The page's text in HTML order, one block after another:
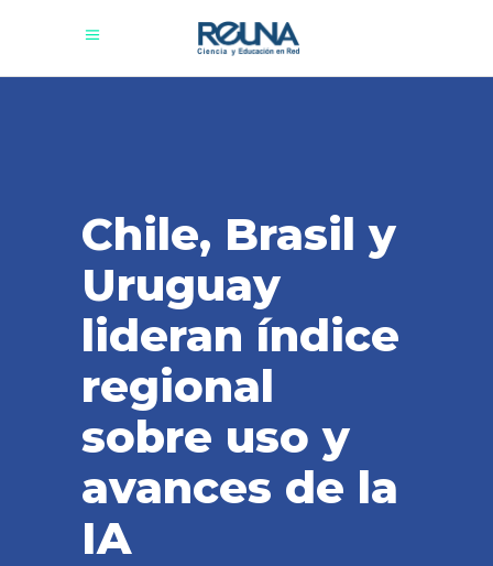
Chile, Brasil y
Uruguay
lideran índice
regional
sobre uso y
avances de la
IA